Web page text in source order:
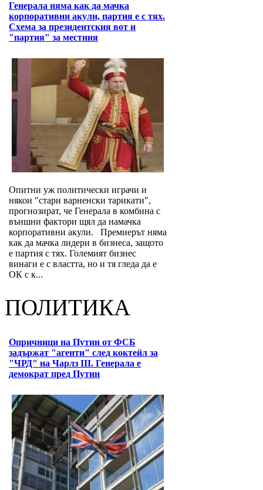
Генерала няма как да мачка
корпоративни акули, партия е с тях.
Схема за президентския вот и
"партия" за местния
Опитни уж политически играчи и
някои "стари варненски тарикати",
прогнозират, че Генерала в комбина с
външни фактори щял да намачка
корпоративни акули. Премиерът няма
как да мачка лидери в бизнеса, защото
е партия с тях. Големият бизнес
винаги е с властта, но и тя гледа да е
ОК с к...
ПОЛИТИКА
Опричници на Путин от ФСБ
задържат "агенти" след коктейл за
"ЧРД" на Чарлз III. Генерала е
демократ пред Путин